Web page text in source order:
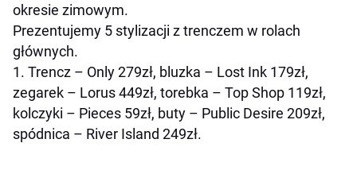
okresie zimowym.
Prezentujemy 5 stylizacji z trenczem w rolach
głównych.
1. Trencz – Only 279zł, bluzka – Lost Ink 179zł,
zegarek – Lorus 449zł, torebka – Top Shop 119zł,
kolczyki – Pieces 59zł, buty – Public Desire 209zł,
spódnica – River Island 249zł.